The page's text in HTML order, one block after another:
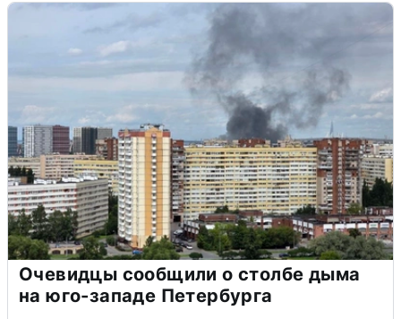
Очевидцы сообщили о столбе дыма
на юго-западе Петербурга